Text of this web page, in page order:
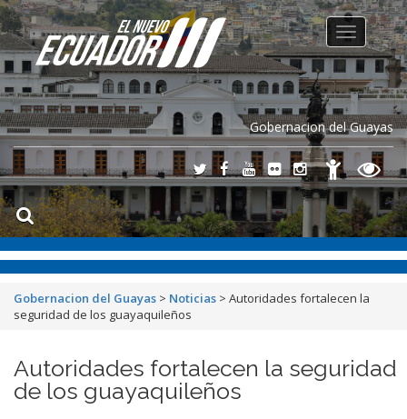
Gobernacion del Guayas
Toggle
navigation
Gobernacion del Guayas > Noticias > Autoridades fortalecen la
seguridad de los guayaquileños
Autoridades fortalecen la seguridad
de los guayaquileños